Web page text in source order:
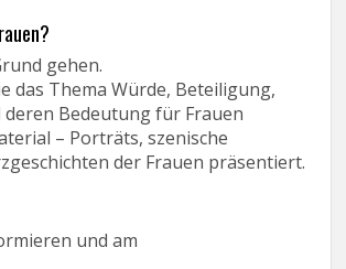
gehen.
das Thema Würde, Beteiligung,
Bedeutung für Frauen
– Porträts, szenische
der Frauen präsentiert.
und am